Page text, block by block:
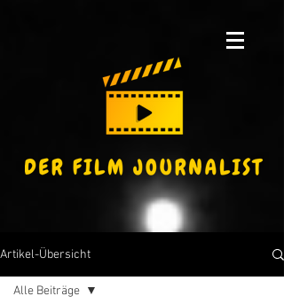
Artikel-Übersicht
Alle Beiträge